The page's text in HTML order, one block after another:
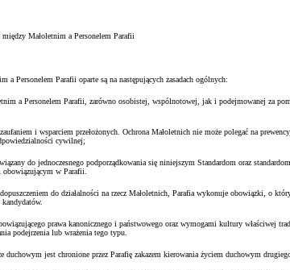
między Małoletnim a Personelem Parafii
a Personelem Parafii oparte są na następujących zasadach ogólnych:
a Personelem Parafii, zarówno osobistej, wspólnotowej, jak i podejmowanej za
i wsparciem przełożonych. Ochrona Małoletnich nie może polegać na
cywilnej;
do jednoczesnego podporządkowania się niniejszym Standardom oraz
obowiązującym w Parafii.
do działalności na rzecz Małoletnich, Parafia wykonuje obowiązki, o
prawa kanonicznego i państwowego oraz wymogami kultury właściwej
podejrzenia lub wrażenia tego typu.
jest chronione przez Parafię zakazem kierowania życiem duchowym